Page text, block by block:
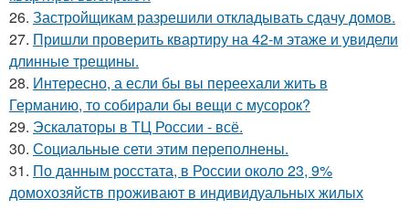
26. Застройщикам разрешили откладывать сдачу домов.
27. Пришли проверить квартиру на 42-м этаже и увидели
длинные трещины.
28. Интересно, а если бы вы переехали жить в
Германию, то собирали бы вещи с мусорок?
29. Эскалаторы в ТЦ России - всё.
30. Социальные сети этим переполнены.
31. По данным росстата, в России около 23, 9%
домохозяйств проживают в индивидуальных жилых